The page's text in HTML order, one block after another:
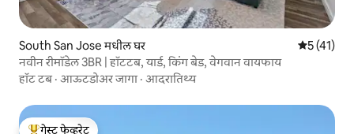
South San Jose मधील घर 5 पैकी 5
5 (41)
नवीन रीमॉडेल 3BR | हॉटटब, यार्ड, किंग बेड, वेगवान वायफाय
हॉट टब· आऊटडोअर जागा · आदरातिथ्य
गेस्ट फेव्हरेट